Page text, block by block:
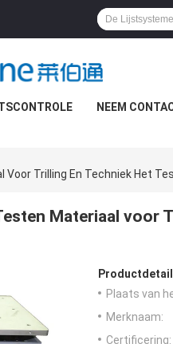
NEEM
Trilling En Techniek Het
Materiaal voor
Plaats van
Merknaam:
Certificering: